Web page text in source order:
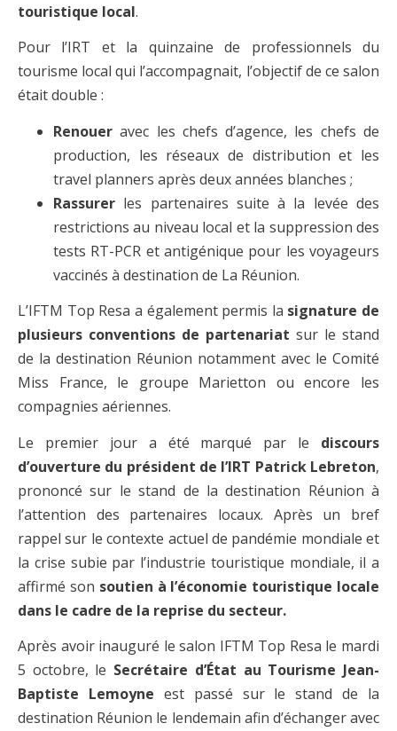
touristique local.
Pour l’IRT et la quinzaine de professionnels du
tourisme local qui l’accompagnait, l’objectif de ce salon
était double :
Renouer avec les chefs d’agence, les chefs de
production, les réseaux de distribution et les
travel planners après deux années blanches ;
Rassurer les partenaires suite à la levée des
restrictions au niveau local et la suppression des
tests RT-PCR et antigénique pour les voyageurs
vaccinés à destination de La Réunion.
L’IFTM Top Resa a également permis la signature de
plusieurs conventions de partenariat sur le stand
de la destination Réunion notamment avec le Comité
Miss France, le groupe Marietton ou encore les
compagnies aériennes.
Le premier jour a été marqué par le discours
d’ouverture du président de l’IRT Patrick Lebreton,
prononcé sur le stand de la destination Réunion à
l’attention des partenaires locaux. Après un bref
rappel sur le contexte actuel de pandémie mondiale et
la crise subie par l’industrie touristique mondiale, il a
affirmé son soutien à l’économie touristique locale
dans le cadre de la reprise du secteur.
Après avoir inauguré le salon IFTM Top Resa le mardi
5 octobre, le Secrétaire d’État au Tourisme Jean-
Baptiste Lemoyne est passé sur le stand de la
destination Réunion le lendemain afin d’échanger avec